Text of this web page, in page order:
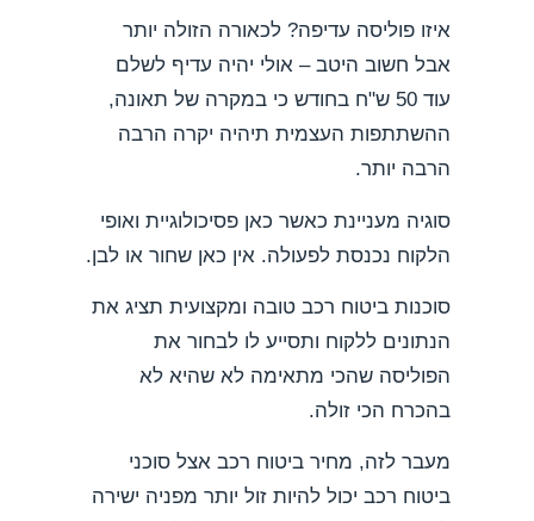
איזו פוליסה עדיפה? לכאורה הזולה יותר
אבל חשוב היטב – אולי יהיה עדיף לשלם
עוד 50 ש"ח בחודש כי במקרה של תאונה,
ההשתתפות העצמית תיהיה יקרה הרבה
הרבה יותר.
סוגיה מעניינת כאשר כאן פסיכולוגיית ואופי
הלקוח נכנסת לפעולה. אין כאן שחור או לבן.
סוכנות ביטוח רכב טובה ומקצועית תציג את
הנתונים ללקוח ותסייע לו לבחור את
הפוליסה שהכי מתאימה לא שהיא לא
בהכרח הכי זולה.
מעבר לזה, מחיר ביטוח רכב אצל סוכני
ביטוח רכב יכול להיות זול יותר מפניה ישירה